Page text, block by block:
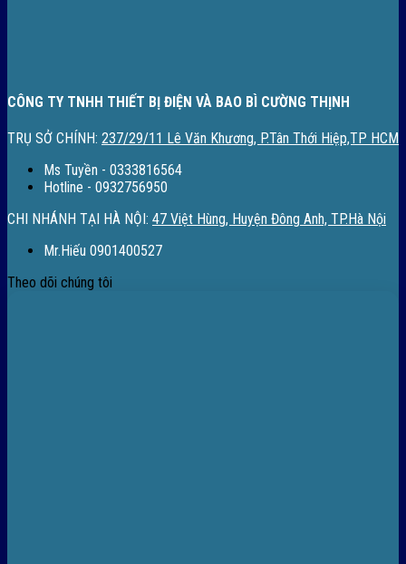
CÔNG TY TNHH THIẾT BỊ ĐIỆN VÀ BAO BÌ CƯỜNG THỊNH
TRỤ SỞ CHÍNH: 237/29/11 Lê Văn Khương, P.Tân Thới Hiệp,TP HCM
Ms Tuyền - 0333816564
Hotline - 0932756950
CHI NHÁNH TẠI HÀ NỘI: 47 Việt Hùng, Huyện Đông Anh, TP.Hà Nội
Mr.Hiếu 0901400527
Theo dõi chúng tôi